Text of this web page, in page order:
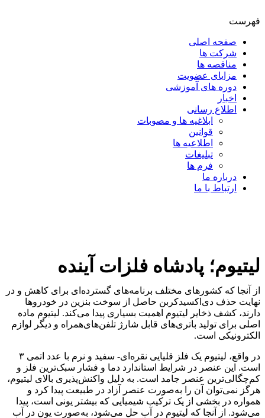
فهرست
صفحه اصلی
شرکت ها
مناقصه ها
مزایای عضویت
دوره های آموزشی
اخبار
اطلاع رسانی
ابلاغیه ها و مصوبات
قوانین
اطلاعیه ها
تبلیغات
فرم ها
درباره ما
ارتباط با ما
لیتیوم؛ پادشاه فلزات آینده
از آنجا که کشورهای مختلف برنامه‌های گسترده‌ای برای کاهش و در
نهایت حذف دی‌‌‌‌‌‌اکسیدکربن حاصل از سوخت بنزین در خودروها
دارند، کشف ذخایر لیتیوم اهمیت بسیاری پیدا می‌کند. لیتیوم ماده‌‌‌‌‌‌
اصلی برای تولید باتری‌‌‌‌‌‌های قابل شارژ تلفن‌های‌همراه و دیگر لوازم
الکترونیکی است.
در واقع، لیتیوم یک فلز قلیایی نقره‌‌‌‌‌‌ای- سفید و نرم با عدد اتمی ۳
است. این عنصر در شرایط استاندارد دما و فشار سبک‌‌‌‌‌‌ترین فلز و
کم‌چگالی‌‌‌‌‌‌ترین عنصر جامد است. به دلیل واکنش‌‌‌‌‌‌پذیری بالای لیتیوم،
هرگز نمی‌توان آن را به‌صورت عنصر آزاد در طبیعت پیدا کرد و
همواره در بخشی از یک ترکیب شیمیایی که بیشتر یونی است، پیدا
می‌شود. از آنجا ‌که لیتیوم در آب حل می‌شود، به‌صورت یون در آب